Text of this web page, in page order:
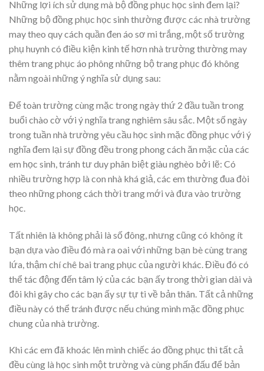
Những lợi ích sử dụng mà bộ đồng phục học sinh đem lại?
Những bộ đồng phục học sinh thường được các nhà trường
may theo quy cách quần đen áo sơ mi trắng, một số trường
phụ huynh có điều kiện kinh tế hơn nhà trường thường may
thêm trang phục áo phông những bộ trang phục đó không
nằm ngoài những ý nghĩa sử dụng sau:
Để toàn trường cùng mặc trong ngày thứ 2 đầu tuần trong
buổi chào cờ với ý nghĩa trang nghiêm sâu sắc. Một số ngày
trong tuần nhà trường yêu cầu học sinh mặc đồng phục với ý
nghĩa đem lại sự đồng đều trong phong cách ăn mặc của các
em học sinh, tránh tư duy phân biệt giàu nghèo bởi lẽ: Có
nhiều trường hợp là con nhà khá giả, các em thường đua đòi
theo những phong cách thời trang mới và đưa vào trường
học.
Tất nhiên là không phải là số đông, nhưng cũng có không ít
bạn dựa vào điều đó mà ra oai với những bạn bè cùng trang
lứa, thậm chí chê bai trang phục của người khác. Điều đó có
thể tác động đến tâm lý của các bạn ấy trong thời gian dài và
đôi khi gây cho các bạn ấy sự tự ti về bản thân. Tất cả những
điều này có thể tránh được nếu chúng mình mặc đồng phục
chung của nhà trường.
Khi các em đã khoác lên mình chiếc áo đồng phục thì tất cả
đều cùng là học sinh một trường và cùng phấn đấu để bản